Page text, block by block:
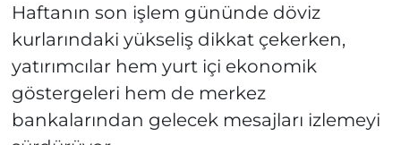
Haftanın son işlem gününde döviz
kurlarındaki yükseliş dikkat çekerken,
yatırımcılar hem yurt içi ekonomik
göstergeleri hem de merkez
bankalarından gelecek mesajları izlemeyi